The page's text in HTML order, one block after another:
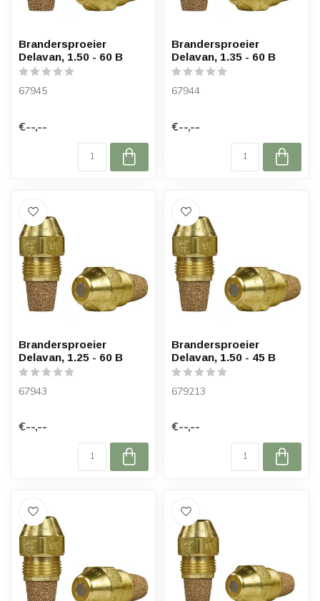
Brandersproeier
Delavan, 1.50 - 60 B
67945
€--,--
Brandersproeier
Delavan, 1.35 - 60 B
67944
€--,--
Brandersproeier
Delavan, 1.25 - 60 B
67943
€--,--
Brandersproeier
Delavan, 1.50 - 45 B
679213
€--,--